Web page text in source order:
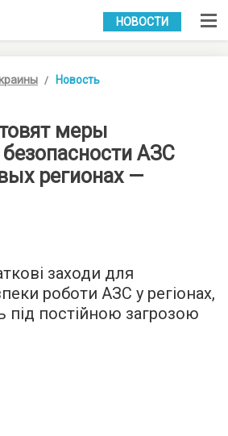
УКР РУС
НОВОСТИ
Новость
меры
АЗС
регионах —
заходи для
роботи АЗС у регіонах,
під постійною загрозою